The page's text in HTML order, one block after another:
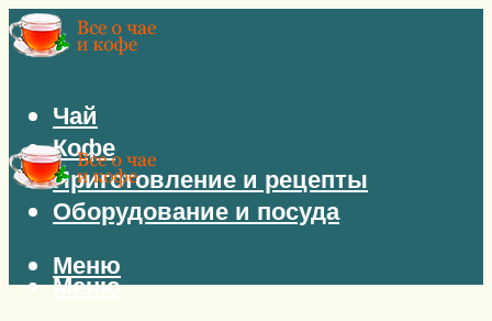
Чай
Кофе
Приготовление и рецепты
Оборудование и посуда
Меню
Меню